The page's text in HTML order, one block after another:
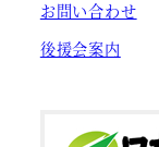
お問い合わせ
後援会案内